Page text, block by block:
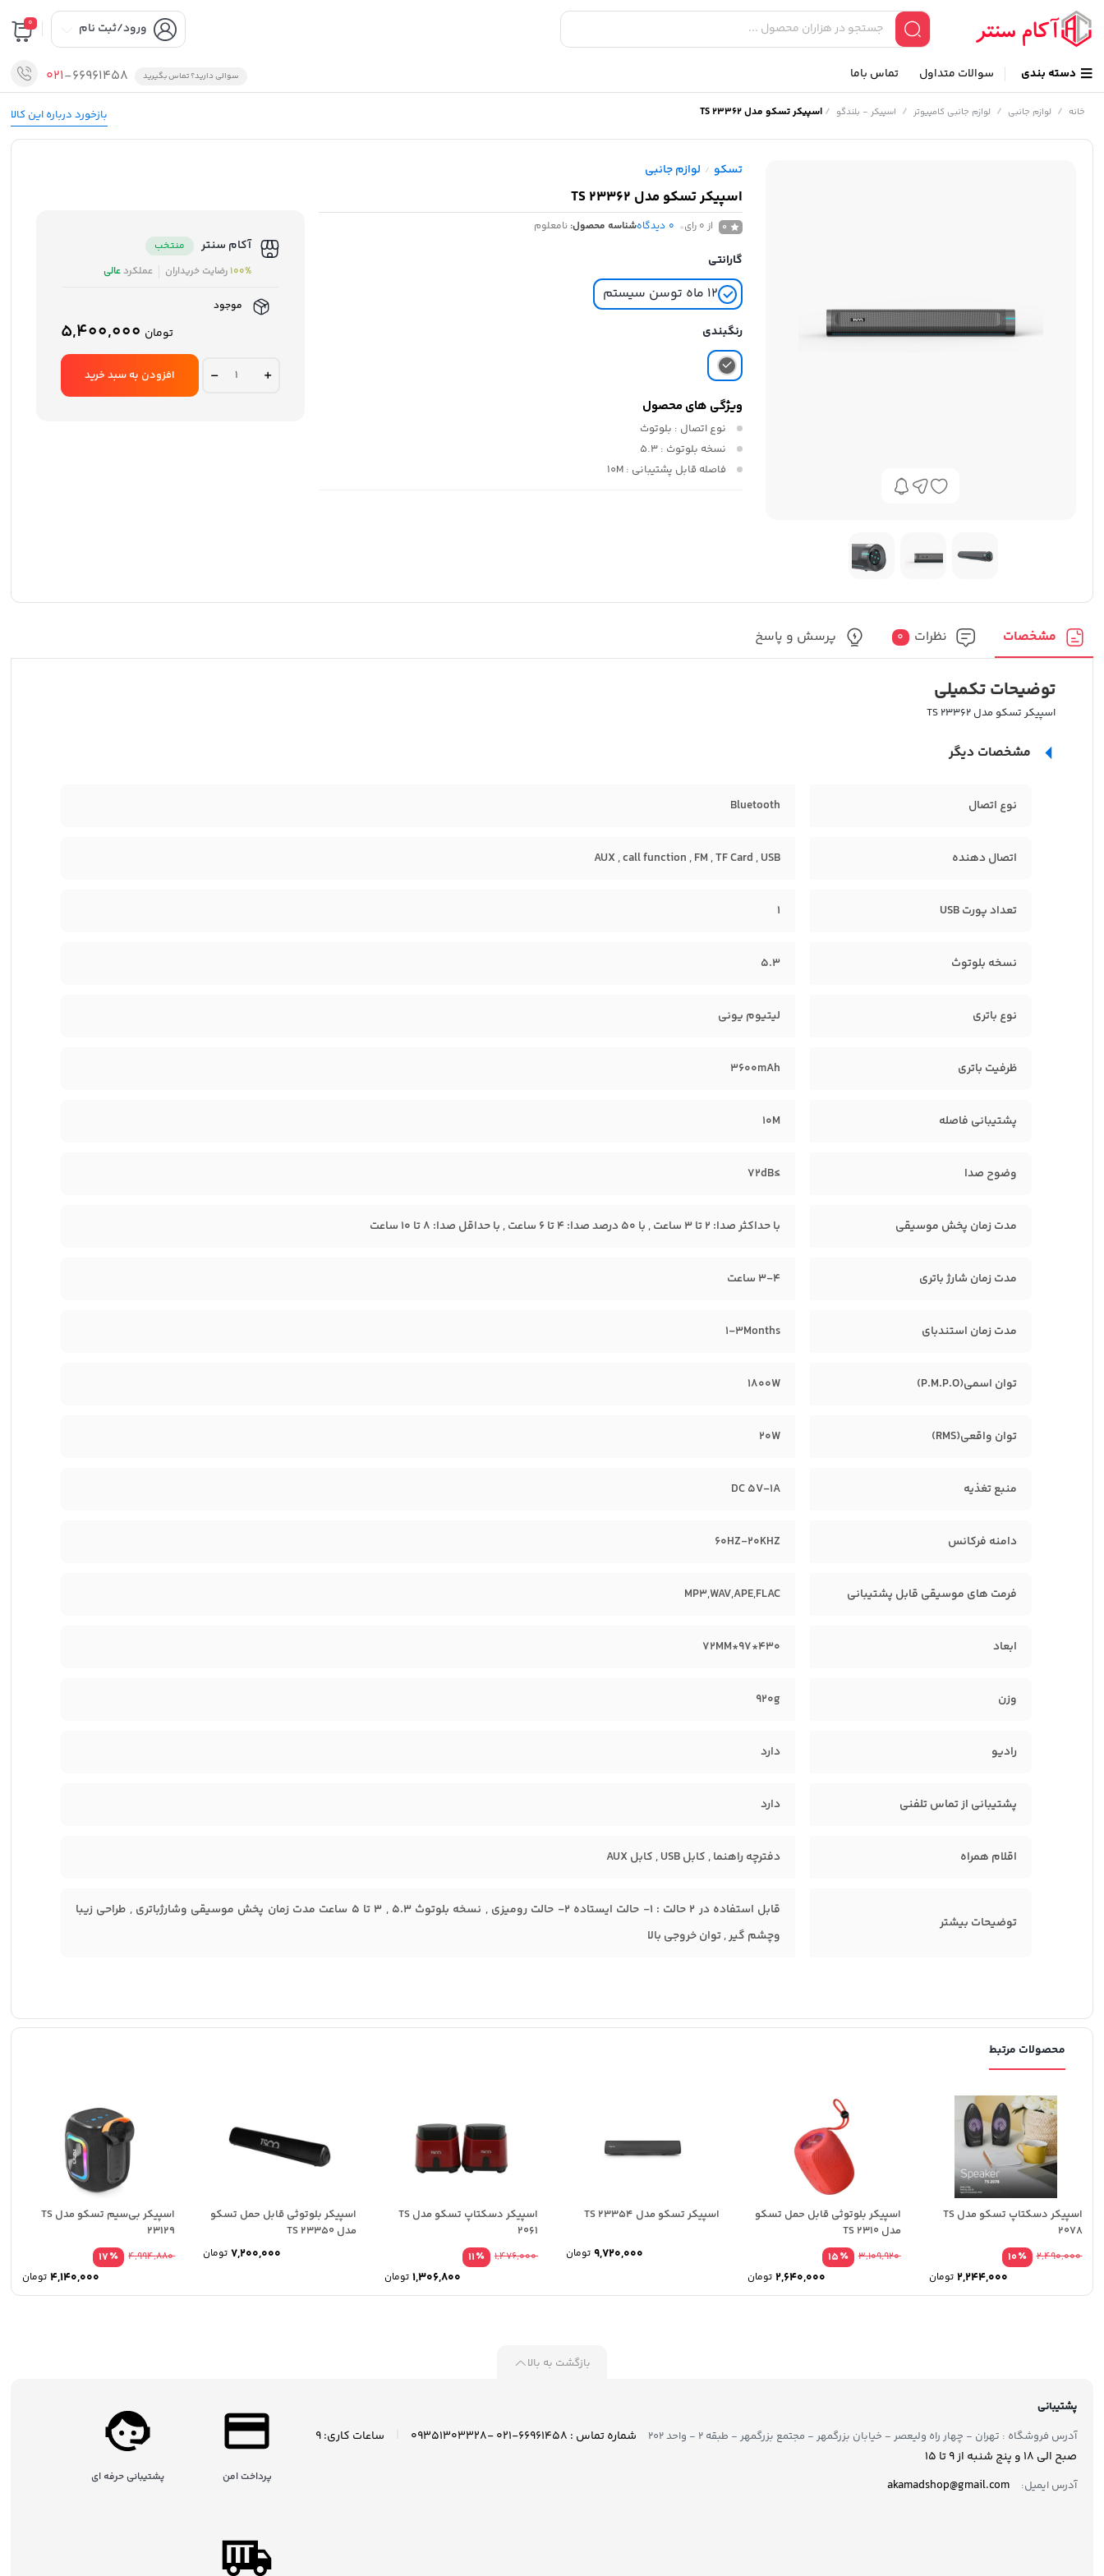
ورود/ثبت نام 0
دسته بندی سوالات متداول تماس باما سوالی دارید؟ تماس بگیرید 021-66961458
بازخورد درباره این کالا خانه / لوازم جانبی / لوازم جانبی کامپیوتر / اسپیکر - بلندگو /اسپیکر تسکو مدل TS 23362
تسکو / لوازم جانبی
اسپیکر تسکو مدل TS 23362
0 از 0 رای 0 دیدگاهشناسه محصول: نامعلوم
گارانتی
۱۲ ماه توسن سیستم
رنگبندی
ویژگی های محصول
نوع اتصال : بلوتوث
نسخه بلوتوث : 5.3
فاصله قابل پشتیبانی : 10M
آکام سنتر
منتخب
100%رضایت خریداران عملکردعالی
موجود
تومان
اسپیکر
تسکو افزودن به سبد خرید
مشخصات نظرات 0 پرسش و پاسخ
توضیحات تکمیلی
اسپیکر تسکو مدل TS 23362
مشخصات دیگر
نوع اتصال Bluetooth
اتصال دهنده AUX , call function , FM , TF Card , USB
تعداد پورت USB 1
نسخه بلوتوث 5.3
نوع باتری لیتیوم یونی
ظرفیت باتری 3600mAh
پشتیبانی فاصله 10M
وضوح صدا ≥72dB
مدت زمان پخش موسیقی با حداکثر صدا: 2 تا 3 ساعت , با 50 درصد صدا: 4 تا 6 ساعت , با حداقل صدا: 8 تا 10 ساعت
مدت زمان شارژ باتری 3-4 ساعت
مدت زمان استندبای 1-3Months
توان اسمی(P.M.P.O) 1800W
توان واقعی(RMS) 20W
منبع تغذیه DC 5V-1A
دامنه فرکانس 60HZ-20KHZ
فرمت های موسیقی قابل پشتیبانی MP3,WAV,APE,FLAC
ابعاد 430*97*72MM
وزن 920g
رادیو دارد
پشتیبانی از تماس تلفنی دارد
اقلام همراه دفترچه راهنما , کابل USB , کابل AUX
توضیحات بیشتر
قابل استفاده در 2 حالت : 1- حالت ایستاده 2- حالت رومیزی , نسخه بلوتوث 5.3 , 3 تا 5 ساعت مدت زمان پخش موسیقی وشارژباتری , طراحی زیبا
وچشم گیر , توان خروجی بالا
محصولات مرتبط
اسپیکر دسکتاپ تسکو مدل TS
2078
٪10
2,490,000
تومان
اسپیکر بلوتوثی قابل حمل تسکو
مدل TS 2310
٪15
3,109,920
تومان
اسپیکر تسکو مدل TS 23354
تومان
اسپیکر دسکتاپ تسکو مدل TS
2061
٪11
1,476,000
تومان
اسپیکر بلوتوثی قابل حمل تسکو
مدل TS 23350
تومان
اسپیکر بی‌سیم تسکو مدل TS
23129
٪17
4,994,880
تومان
بازگشت به بالا
پشتیبانی
آدرس فروشگاه : تهران - چهار راه ولیعصر - خیابان بزرگمهر - مجتمع بزرگمهر - طبقه ۲ - واحد ۲۰۲
شماره تماس : ۶۶۹۶۱۴۵۸-۰۲۱ -۰۹۳۵۱۳۰۳۳۲۸
ساعات کاری: 9
صبح الی 18 و پنج شنبه از 9 تا ۱5
آدرس ایمیل: akamadshop@gmail.com پرداخت امن پشتیبانی حرفه ای